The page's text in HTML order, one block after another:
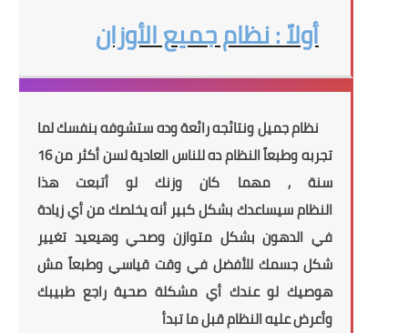
أولاً : نظام جميع الأوزان
نظام جميل ونتائجه رائعة ودهستشوفهبنفسك لما
تجربه وطبعاً النظام ده للناس العادية لسن أكثر من 16
سنة , مهما كان وزنك لو أتبعت هذا
النظامسيساعدكبشكل كبير أنه يخلصك من أي زيادة
في الدهون بشكل متوازن وصحي وهيعيد تغيير
شكل جسمك للأفضل في وقت قياسي وطبعاً مش
هوصيك لو عندك أي مشكلة صحية راجع طبيبك
وأعرض عليه النظام قبل ما تبدأ